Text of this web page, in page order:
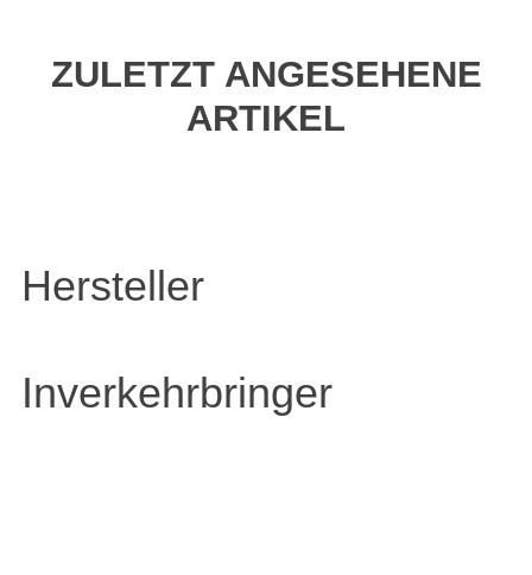
ZULETZT ANGESEHENE
ARTIKEL
Hersteller
Inverkehrbringer